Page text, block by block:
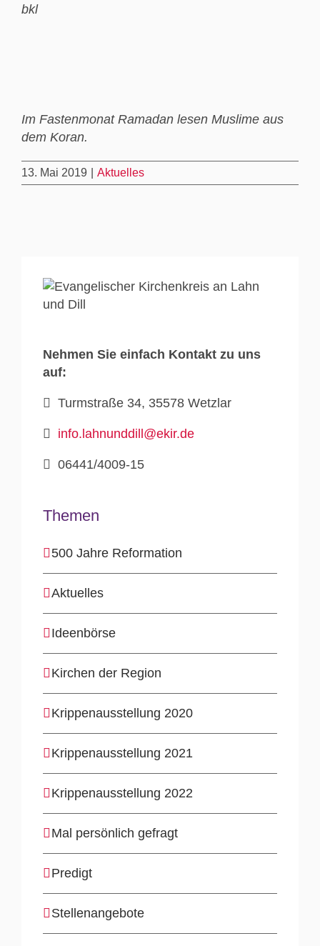
bkl
Im Fastenmonat Ramadan lesen Muslime aus
dem Koran.
13. Mai 2019 Aktuelles
Nehmen Sie einfach Kontakt zu uns
auf:
Turmstraße 34, 35578 Wetzlar
info.lahnunddill@ekir.de
06441/4009-15
Themen
500 Jahre Reformation
Aktuelles
Ideenbörse
Kirchen der Region
Krippenausstellung 2020
Krippenausstellung 2021
Krippenausstellung 2022
Mal persönlich gefragt
Predigt
Stellenangebote